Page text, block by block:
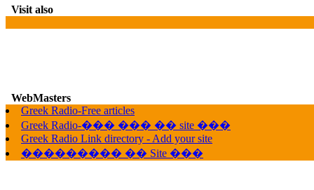
Visit also
WebMasters
Greek Radio-Free articles
Greek Radio-��� ��� �� site ���
Greek Radio Link directory - Add your site
��������� �� Site ���